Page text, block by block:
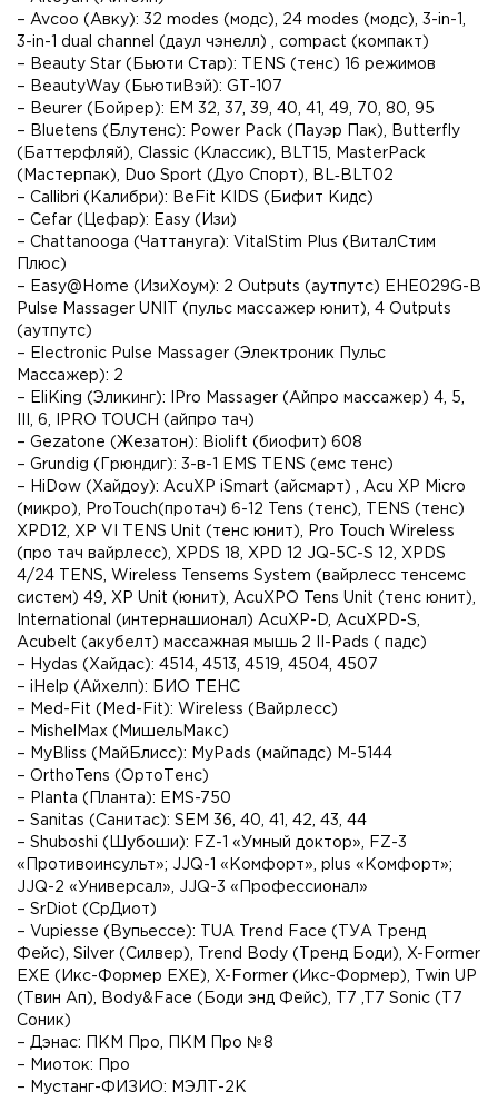
– Avcoo (Авку): 32 modes (модс), 24 modes (модс), 3-in-1,
3-in-1 dual channel (даул чэнелл) , compact (компакт)
– Beauty Star (Бьюти Стар): TENS (тенс) 16 режимов
– BeautyWay (БьютиВэй): GT-107
– Beurer (Бойрер): EM 32, 37, 39, 40, 41, 49, 70, 80, 95
– Bluetens (Блутенс): Power Pack (Пауэр Пак), Butterfly
(Баттерфляй), Classic (Классик), BLT15, MasterPack
(Мастерпак), Duo Sport (Дуо Спорт), BL‑BLT02
– Callibri (Калибри): BeFit KIDS (Бифит Кидс)
– Cefar (Цефар): Easy (Изи)
– Chattanooga (Чаттануга): VitalStim Plus (ВиталСтим
Плюс)
– Easy@Home (ИзиХоум): 2 Outputs (аутпутс) EHE029G-B
Pulse Massager UNIT (пульс массажер юнит), 4 Outputs
(аутпутс)
– Electronic Pulse Massager (Электроник Пульс
Массажер): 2
– EliKing (Эликинг): IPro Massager (Айпро массажер) 4, 5,
III, 6, IPRO TOUCH (айпро тач)
– Gezatone (Жезатон): Biolift (биофит) 608
– Grundig (Грюндиг): 3-в-1 EMS TENS (емс тенс)
– HiDow (Хайдоу): AcuXP iSmart (айсмарт) , Acu XP Micro
(микро), ProTouch(протач) 6-12 Tens (тенс), TENS (тенс)
XPD12, XP VI TENS Unit (тенс юнит), Pro Touch Wireless
(про тач вайрлесс), XPDS 18, XPD 12 JQ-5C-S 12, XPDS
4/24 TENS, Wireless Tensems System (вайрлесс тенсемс
систем) 49, XP Unit (юнит), AcuXPO Tens Unit (тенс юнит),
International (интернашионал) AcuXP-D, AcuXPD-S,
Acubelt (акубелт) массажная мышь 2 II-Pads ( падс)
– Hydas (Хайдас): 4514, 4513, 4519, 4504, 4507
– iHelp (Айхелп): БИО ТЕНС
– Med-Fit (Med-Fit): Wireless (Вайрлесс)
– MishelMax (МишельМакс)
– MyBliss (МайБлисс): MyPads (майпадс) M-5144
– OrthoTens (ОртоТенс)
– Planta (Планта): EMS-750
– Sanitas (Санитас): SEM 36, 40, 41, 42, 43, 44
– Shuboshi (Шубоши): FZ-1 «Умный доктор», FZ-3
«Противоинсульт»; JJQ-1 «Комфорт», plus «Комфорт»;
JJQ-2 «Универсал», JJQ-3 «Профессионал»
– SrDiot (СрДиот)
– Vupiesse (Вупьессе): TUA Trend Face (ТУА Тренд
Фейс), Silver (Силвер), Trend Body (Тренд Боди), X-Former
ЕХЕ (Икс-Формер ЕХЕ), X-Former (Икс-Формер), Twin UP
(Твин Ап), Body&Face (Боди энд Фейс), T7 ,T7 Sonic (Т7
Соник)
– Дэнас: ПКМ Про, ПКМ Про №8
– Миоток: Про
– Мустанг-ФИЗИО: МЭЛТ-2К